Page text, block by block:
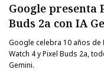
Google presenta
Buds 2a con IA
Google celebra 10 años de
Watch 4 y Pixel Buds 2a,
Gemini.